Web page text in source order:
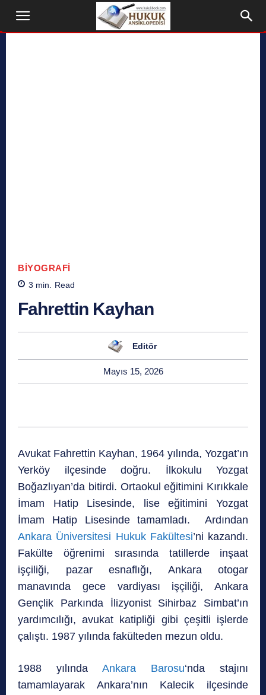
BIYOGRAFI
3 min. Read
Fahrettin Kayhan
Editör
Mayıs 15, 2026
Avukat Fahrettin Kayhan, 1964 yılında, Yozgat’ın
Yerköy ilçesinde doğru. İlkokulu Yozgat
Boğazlıyan’da bitirdi. Ortaokul eğitimini Kırıkkale
İmam Hatip Lisesinde, lise eğitimini Yozgat
İmam Hatip Lisesinde tamamladı. Ardından
Ankara Üniversitesi Hukuk Fakültesi’ni kazandı.
Fakülte öğrenimi sırasında tatillerde inşaat
işçiliği, pazar esnaflığı, Ankara otogar
manavında gece vardiyası işçiliği, Ankara
Gençlik Parkında İlizyonist Sihirbaz Simbat’ın
yardımcılığı, avukat katipliği gibi çeşitli işlerde
çalıştı. 1987 yılında fakülteden mezun oldu.
1988 yılında Ankara Barosu‘nda stajını
tamamlayarak Ankara’nın Kalecik ilçesinde